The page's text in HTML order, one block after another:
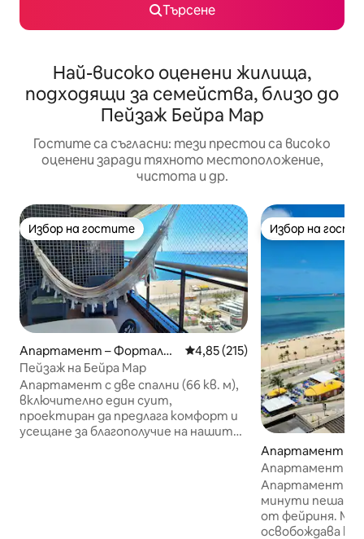
Търсене
Най-високо оценени жилища,
подходящи за семейства, близо до
Пейзаж Бейра Мар
Гостите са съгласни: тези престои са високо
оценени заради тяхното местоположение,
чистота и др.
Избор на гостите
Избор на гостите
Апартамент – Форталез
а
Средна оценка: 4,85 от 5,
4,85 (215)
Пейзаж на Бейра Мар
Апартамент с две спални (66 кв. м),
включително един суит,
проектиран да предлага комфорт и
усещане за благополучие на нашите
Избор на
Избор на
Апартамент –
за
Апартамент на
във Форталеза!
Апартамент 10
минути пеша от
от фейриня.
освобождава